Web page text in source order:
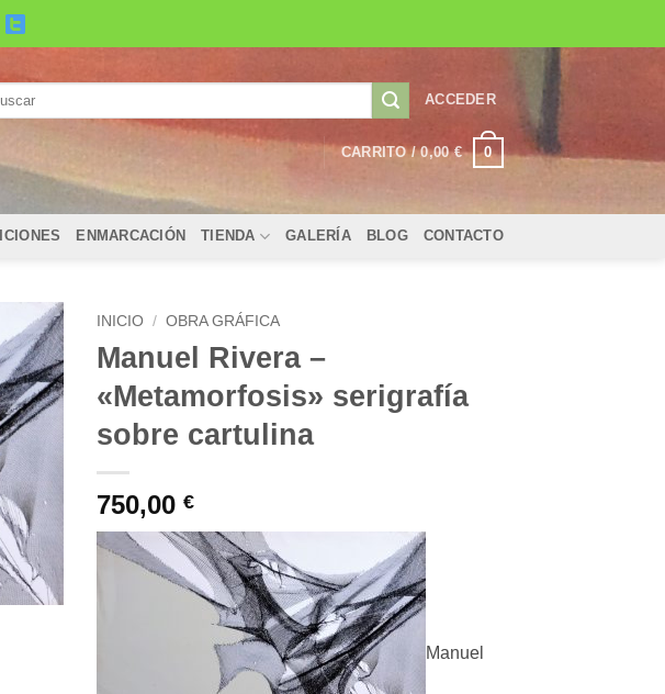
ACCEDER
CARRITO /0,00€ 0
ENMARCACIÓN TIENDA GALERÍA BLOG CONTACTO
INICIO / OBRA GRÁFICA
Manuel Rivera –
«Metamorfosis» serigrafía
sobre cartulina
750,00€
Manuel